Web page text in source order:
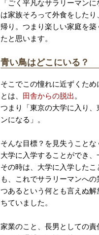
「ごく平凡なサラリーマン
は家族そろって外食をした
帰り。つまり楽しい家庭を
たと思います。
青い鳥はどこにいる？
そこでこの憧れに近ずくた
とは、 田舎からの脱出 。
つまり「東京の大学に入り、
ンになる」。
以上
そんな目標？を見失うこと
大学に入学することができ、
その時は、大学に入学したこ
も、これでサラリーマンへ
つあるという何とも言えぬ
ちていました。
家業のこと、長男としての